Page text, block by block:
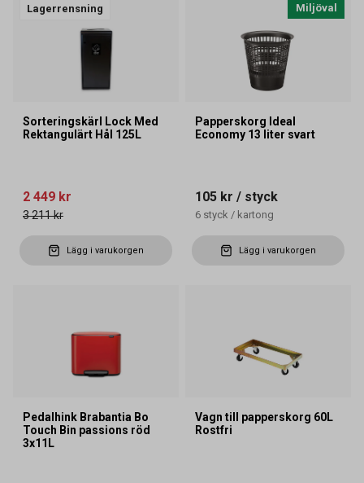
Lagerrensning
Sorteringskärl Lock Med
Rektangulärt Hål 125L
2 449 kr
3 211 kr
Lägg i varukorgen
Miljöval
Papperskorg Ideal
Economy 13 liter svart
105 kr / styck
6 styck / kartong
Lägg i varukorgen
Pedalhink Brabantia Bo
Touch Bin passions röd
3x11L
Vagn till papperskorg 60L
Rostfri